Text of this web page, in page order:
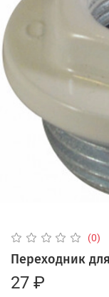
(0)
Переходник
27 ₽